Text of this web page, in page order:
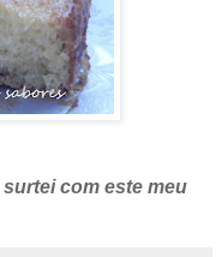
com este meu